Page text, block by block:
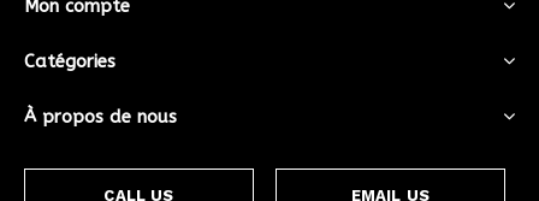
Mon compte
Catégories
À propos de nous
CALL US EMAIL US